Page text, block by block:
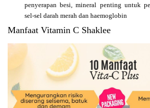
penyerapan besi, mineral penting untuk
sel-sel darah merah dan haemoglobin
Manfaat Vitamin C Shaklee